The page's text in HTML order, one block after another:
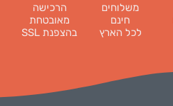
משלוחים
חינם
לכל הארץ
הרכישה
מאובטחת
בהצפנת SSL